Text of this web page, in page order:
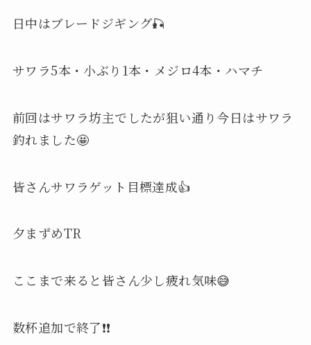
日中はブレードジギング🎣
サワラ5本・小ぶり1本・メジロ4本・ハマチ
前回はサワラ坊主でしたが狙い通り今日はサワラ
釣れました🤩
皆さんサワラゲット目標達成👍
夕まずめTR
ここまで来ると皆さん少し疲れ気味😅
数杯追加で終了❗️❗️